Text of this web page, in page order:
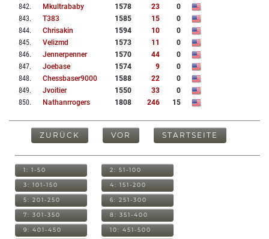
842. Mkultrababy 1578 23
0
843. T383 1585 15
0
844. Chrisakin 1594 10
0
845. Velizmd 1573 11
0
846. Jennerpenner 1570 44
0
847. Joebase 1574 9
0
848. Chessbaser9000 1588 22
0
849. Jvoitier 1550 33
0
850. Nathanrrogers 1808 246 15
ZURÜCK VOR STARTSEITE
1: 1-50 2: 51-100
3: 101-150 4: 151-200
5: 201-250 6: 251-300
7: 301-350 8: 351-400
9: 401-450 10: 451-500